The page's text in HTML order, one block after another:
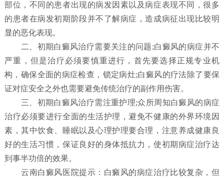
部位，不同的患者出现的病发因素以及病症表现不同，很多
的患者在病发初期阶段并不了解病症，造成病征出现比较明
显的恶化表现。
二、初期白癜风治疗需要关注的问题;白癜风的病症并不
严重，但是治疗必须要慎重进行，首先要选择正规专业机
构，确保全面的病症检查，锁定病灶;白癜风的疗法除了要保
证对症安全之外也需要避免传统治疗的副作用伤害。
三、初期白癜风治疗需注重护理;众所周知白癜风的病症
治疗必须要进行全面的生活护理，避免不健康的外界环境因
素，其中饮食、睡眠以及心理护理要合理，注意养成健康良
好的生活习惯，保证良好的身体抵抗力，使初期病症治疗达
到事半功倍的效果。
云南白癜风医院提示：白癜风的病症治疗比较复杂，但